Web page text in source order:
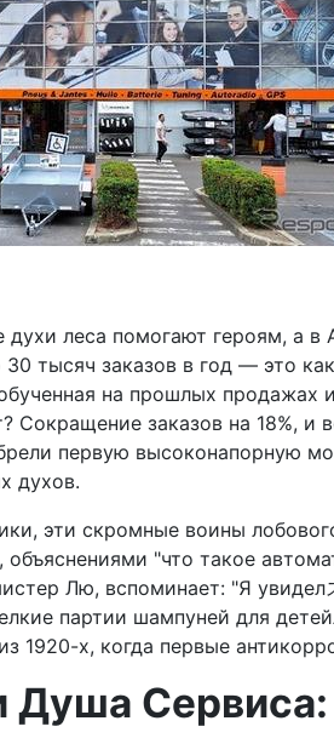
леса помогают героям, а
тысяч заказов в год — это
на прошлых продажах
Сокращение заказов на 18%,
первую высоконапорную
духов.
эти скромные воины
"что такое
Лю, вспоминает: "Я
партии шампуней для
1920-х, когда первые
Душа